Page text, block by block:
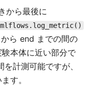
から最後に
mlflows.log_metric()
ら end までの間の
本体に近い部分で
計測可能ですが、
す。